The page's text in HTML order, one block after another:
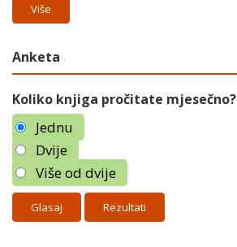
Više
Anketa
Koliko knjiga pročitate mjesečno?
Jednu
Dvije
Više od dvije
Rezultati